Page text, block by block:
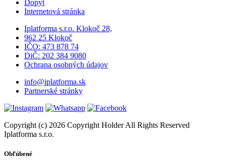
Dopyt
Internetová stránka
Iplatforma s.r.o. Klokoč 28,
962 25 Klokoč
IČO: 473 878 74
DiČ: 202 384 9080
Ochrana osobných údajov
info@iplatforma.sk
Partnerské stránky
Copyright (c) 2026 Copyright Holder All Rights Reserved
Iplatforma s.r.o.
Obľúbené